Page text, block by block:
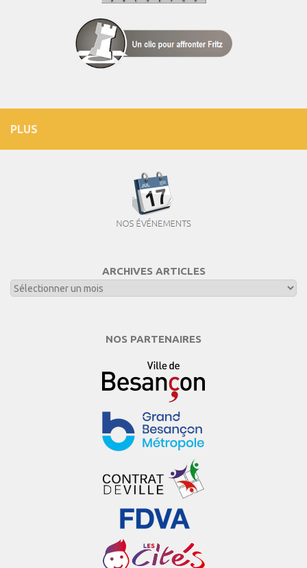
PLUS
ARCHIVES ARTICLES
NOS PARTENAIRES